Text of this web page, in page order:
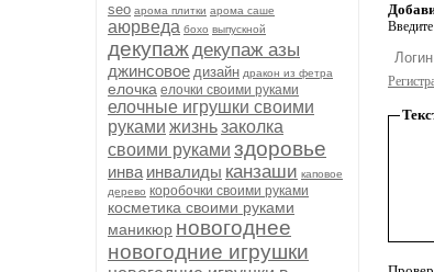
seo арома плитки арома саше
аюрведа бохо выпускной
декупаждекупаж азы
джинсовое дизайн дракон из фетра
елочка елочки своими руками
елочные игрушки своими
руками жизньзаколка
своими руками здоровье
инва инвалиды канзаши каповое
дерево коробочки своими руками
косметика своими руками
маникюр новогоднее
новогодние игрушки